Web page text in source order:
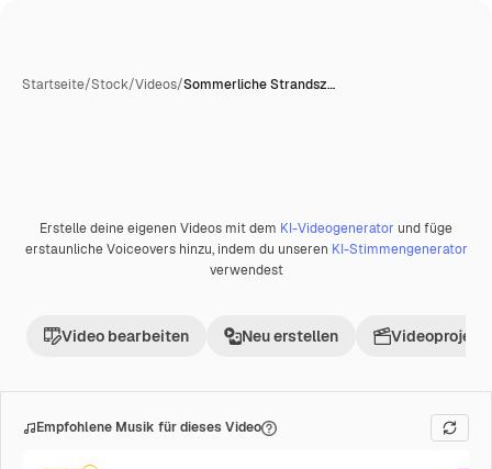
Startseite/Stock/Videos/Sommerliche Strandsz…
Erstelle deine eigenen Videos mit dem KI-Videogenerator und füge
erstaunliche Voiceovers hinzu, indem du unseren KI-Stimmengenerator
verwendest
Video bearbeiten Neu erstellen Videoprojekt
Empfohlene Musik für dieses Video